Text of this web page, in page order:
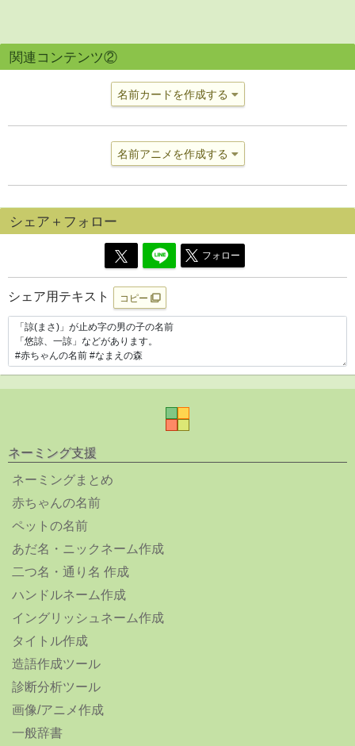
関連コンテンツ②
名前カードを作成する
名前アニメを作成する
シェア＋フォロー
フォロー
シェア用テキスト コピー
ネーミング支援
ネーミングまとめ
赤ちゃんの名前
ペットの名前
あだ名・ニックネーム作成
二つ名・通り名 作成
ハンドルネーム作成
イングリッシュネーム作成
タイトル作成
造語作成ツール
診断分析ツール
画像/アニメ作成
一般辞書